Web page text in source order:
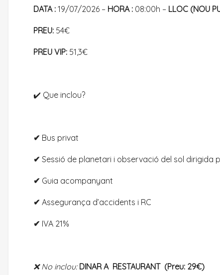
DATA : 19/07/2026 – HORA : 08:00h – LLOC (NOU
PREU: 54€
PREU VIP: 51,3€
✔️ Que inclou?
✔ Bus privat
✔ Sessió de planetari i observació del sol dirigida
✔ Guia acompanyant
✔ Assegurança d’accidents i RC
✔ IVA 21%
❌ No inclou: DINAR A RESTAURANT (Preu: 29€)